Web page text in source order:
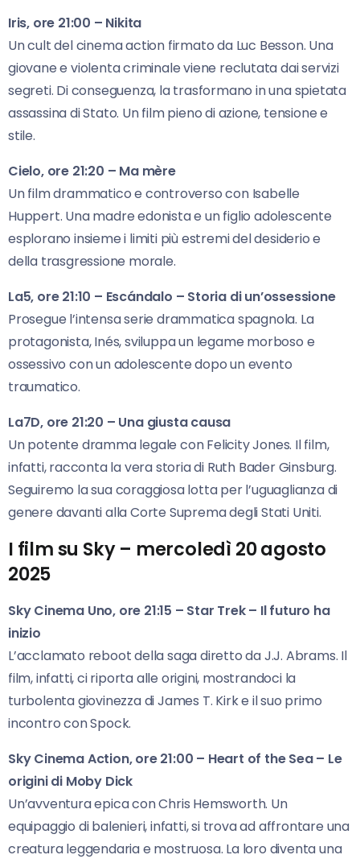
Iris, ore 21:00 – Nikita
Un cult del cinema action firmato da Luc Besson. Una
giovane e violenta criminale viene reclutata dai servizi
segreti. Di conseguenza, la trasformano in una spietata
assassina di Stato. Un film pieno di azione, tensione e
stile.
Cielo, ore 21:20 – Ma mère
Un film drammatico e controverso con Isabelle
Huppert. Una madre edonista e un figlio adolescente
esplorano insieme i limiti più estremi del desiderio e
della trasgressione morale.
La5, ore 21:10 – Escándalo – Storia di un’ossessione
Prosegue l’intensa serie drammatica spagnola. La
protagonista, Inés, sviluppa un legame morboso e
ossessivo con un adolescente dopo un evento
traumatico.
La7D, ore 21:20 – Una giusta causa
Un potente dramma legale con Felicity Jones. Il film,
infatti, racconta la vera storia di Ruth Bader Ginsburg.
Seguiremo la sua coraggiosa lotta per l’uguaglianza di
genere davanti alla Corte Suprema degli Stati Uniti.
I film su Sky – mercoledì 20 agosto
2025
Sky Cinema Uno, ore 21:15 – Star Trek – Il futuro ha
inizio
L’acclamato reboot della saga diretto da J.J. Abrams. Il
film, infatti, ci riporta alle origini, mostrandoci la
turbolenta giovinezza di James T. Kirk e il suo primo
incontro con Spock.
Sky Cinema Action, ore 21:00 – Heart of the Sea – Le
origini di Moby Dick
Un’avventura epica con Chris Hemsworth. Un
equipaggio di balenieri, infatti, si trova ad affrontare una
creatura leggendaria e mostruosa. La loro diventa una